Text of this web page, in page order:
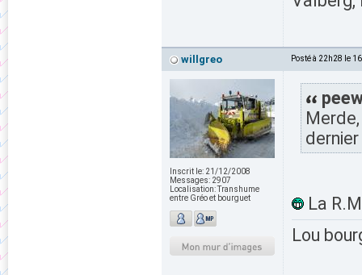
willgreo Posté à 22h28 le
Inscrit le: 21/12/2008
Messages: 2907
Localisation:Transhume
entre Gréo et bourguet
La
Lou